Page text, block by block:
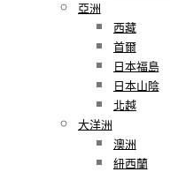
亞洲
西藏
首爾
日本福島
日本山陰
北越
大洋洲
澳洲
紐西蘭